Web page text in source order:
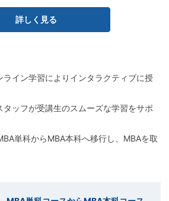
詳しく見る
ライン学習によりインタラクティブに授
タッフが受講生のスムーズな学習をサポ
単科からMBA本科へ移行し、MBAを取